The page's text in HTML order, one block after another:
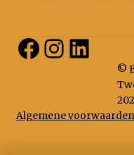
Facebook
©
Algemene voorwaarden